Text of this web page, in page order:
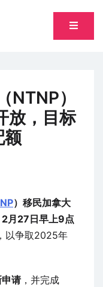
R520277
NTNP）
放，目标
额
）移民加拿大
月27日早上9点
以争取2025年
请，并完成